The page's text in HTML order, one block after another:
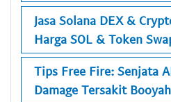
Jasa Solana DEX &
Harga SOL & Token
Tips Free Fire: Senjata
Damage Tersakit Booyah